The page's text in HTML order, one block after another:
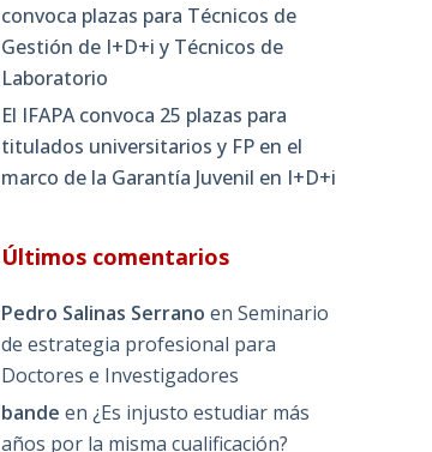
convoca plazas para Técnicos de
Gestión de I+D+i y Técnicos de
Laboratorio
El IFAPA convoca 25 plazas para
titulados universitarios y FP en el
marco de la Garantía Juvenil en I+D+i
Últimos comentarios
Pedro Salinas Serrano enSeminario
de estrategia profesional para
Doctores e Investigadores
bande en¿Es injusto estudiar más
años por la misma cualificación?